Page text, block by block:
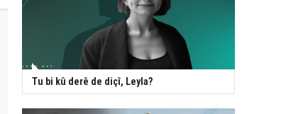
Tu bi kû derê de diçî, Leyla?